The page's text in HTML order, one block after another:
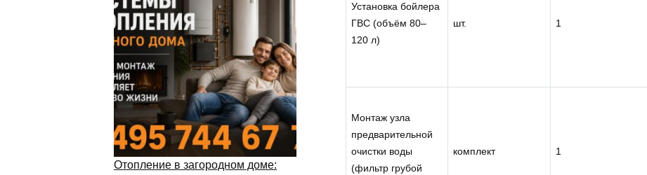
Установка бойлера
ГВС (объём 80–
120 л)
шт. 1
Монтаж узла
предварительной
очистки воды
(фильтр грубой
комплект 1
Отопление в загородном доме: